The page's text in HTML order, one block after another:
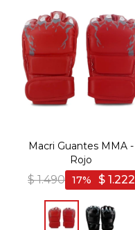
Macri Guantes MMA -
Rojo
$ 1.490 $ 1.222
17